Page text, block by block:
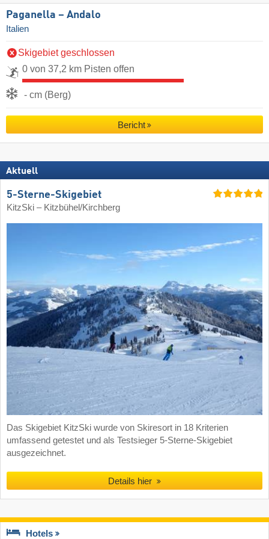
Paganella – Andalo
Italien
Skigebiet geschlossen
0 von 37,2 km Pisten offen
- cm (Berg)
Bericht
Aktuell
5-Sterne-Skigebiet
KitzSki – Kitzbühel/​Kirchberg
Das Skigebiet KitzSki wurde von Skiresort in 18 Kriterien
umfassend getestet und als Testsieger 5-Sterne-Skigebiet
ausgezeichnet.
Details hier
Hotels